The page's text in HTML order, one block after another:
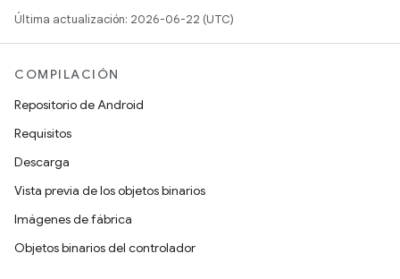
Última actualización: 2026-06-22 (UTC)
COMPILACIÓN
Repositorio de Android
Requisitos
Descarga
Vista previa de los objetos binarios
Imágenes de fábrica
Objetos binarios del controlador